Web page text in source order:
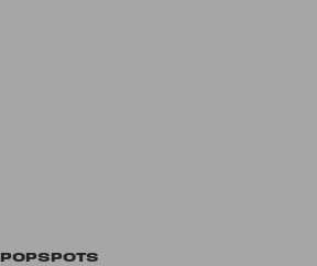
POPSPOTS